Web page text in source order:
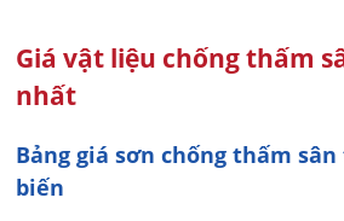
Giá vật liệu chống thấm
nhất
Bảng giá sơn chống thấm
biến